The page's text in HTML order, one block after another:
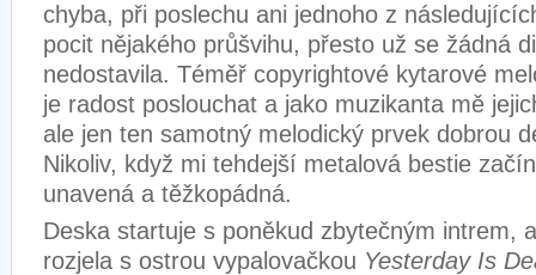
chyba, při poslechu ani jednoho z
pocit nějakého průšvihu, přesto už se žádná
nedostavila. Téměř copyrightové kytarové
je radost poslouchat a jako muzikanta mě
ale jen ten samotný melodický prvek dobrou
Nikoliv, když mi tehdejší metalová bestie
unavená a těžkopádná.
Deska startuje s poněkud zbytečným intrem,
rozjela s ostrou vypalovačkou Yesterday Is